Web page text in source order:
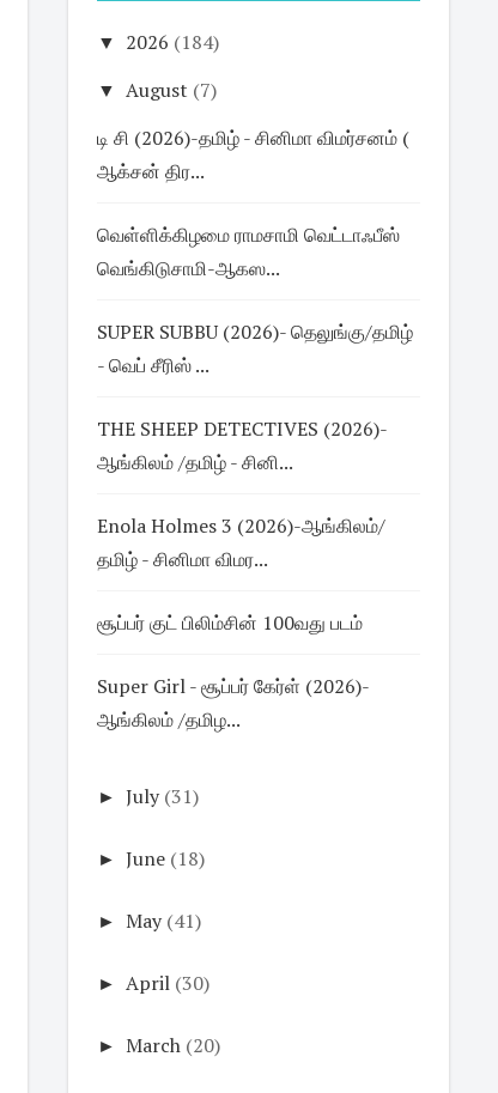
▼ 2026 (184)
▼ August (7)
டி சி (2026)-தமிழ் - சினிமா விமர்சனம் (
ஆக்சன் திர...
வெள்ளிக்கிழமை ராமசாமி வெட்டாஃபீஸ்
வெங்கிடுசாமி-ஆகஸ...
SUPER SUBBU (2026)- தெலுங்கு/தமிழ்
- வெப் சீரிஸ் ...
THE SHEEP DETECTIVES (2026)-
ஆங்கிலம் /தமிழ் - சினி...
Enola Holmes 3 (2026)-ஆங்கிலம்/
தமிழ் - சினிமா விமர...
சூப்பர் குட் பிலிம்சின் 100வது படம்
Super Girl - சூப்பர் கேர்ள் (2026)-
ஆங்கிலம் /தமிழ...
► July (31)
► June (18)
► May (41)
► April (30)
► March (20)